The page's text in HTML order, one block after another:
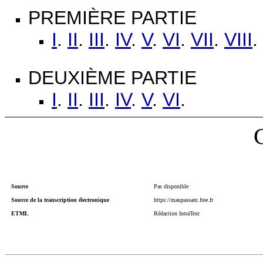
PREMIÈRE PARTIE
I. II. III. IV. V. VI. VII. VIII.
DEUXIÈME PARTIE
I. II. III. IV. V. VI.
Source Pas disponible
Source de la transcription électronique https://maupassant.free.fr
ETML Rédaction IntraText